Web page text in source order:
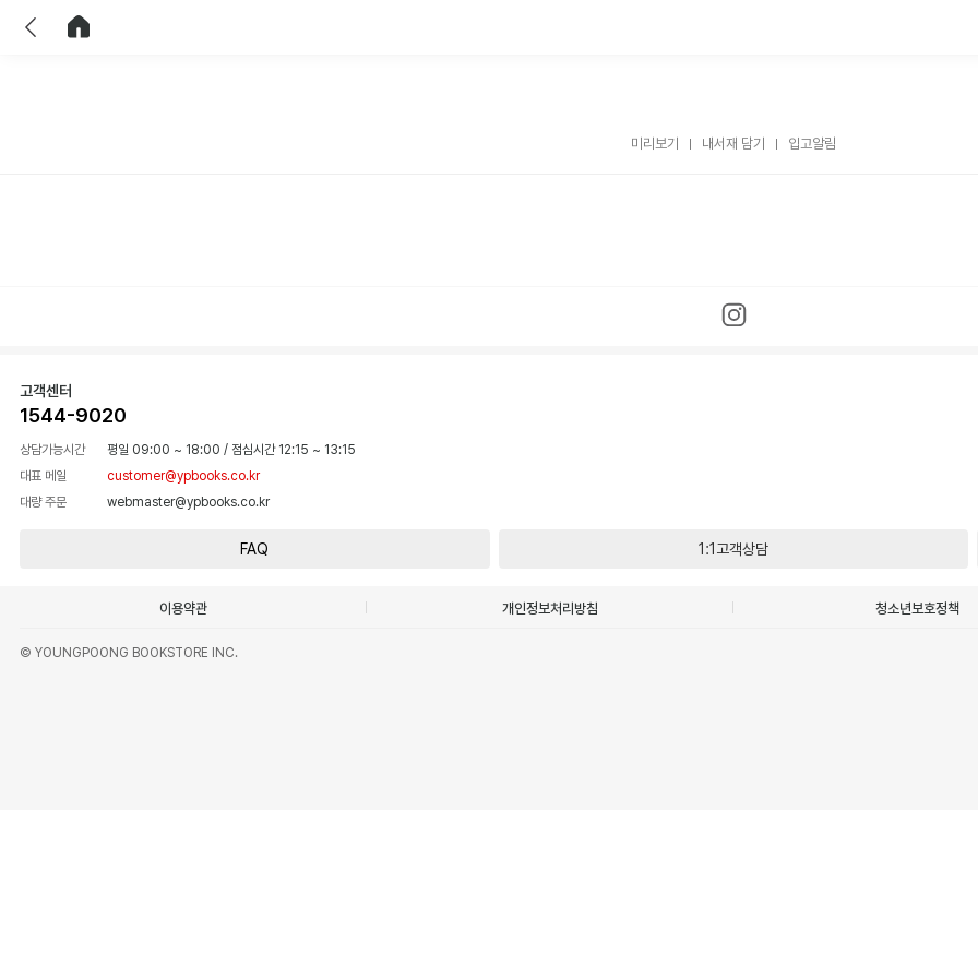
미리보기 내서재 담기 입고알림
고객센터
1544-9020
상담가능시간 평일 09:00 ~ 18:00 / 점심시간 12:15 ~ 13:15
대표 메일
customer@ypbooks.co.kr
대량 주문
webmaster@ypbooks.co.kr
FAQ 1:1고객상담
이용약관 개인정보처리방침 청소년보호정책
© YOUNGPOONG BOOKSTORE INC.